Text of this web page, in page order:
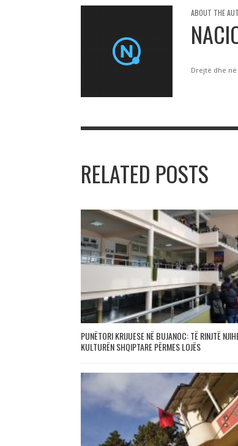
ABOUT THE
Drejtë dhe
RELATED POSTS
PUNËTORI KRIJUESE NË BUJANOC: TË RINJTË
KULTURËN SHQIPTARE PËRMES LOJËS